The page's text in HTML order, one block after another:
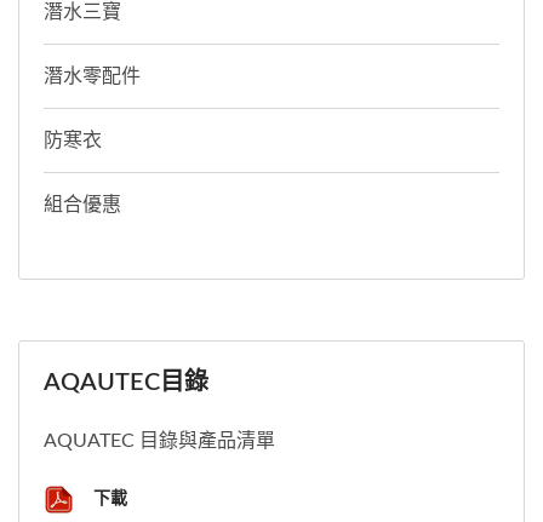
潛水三寶
潛水零配件
防寒衣
組合優惠
AQAUTEC目錄
AQUATEC 目錄與產品清單
下載